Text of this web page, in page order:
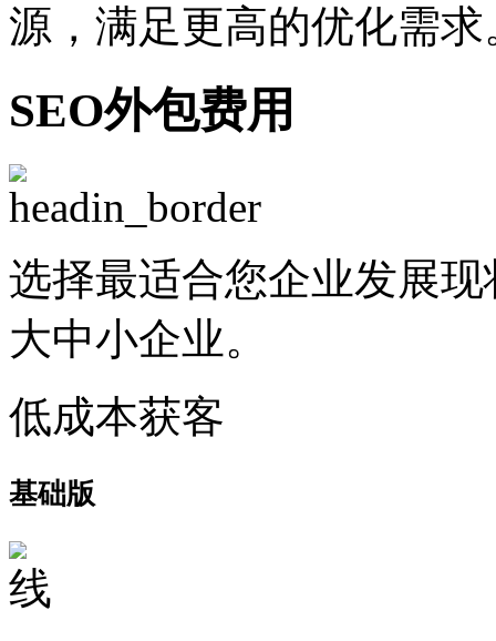
源，满足更高的优化需求
SEO外包费用
选择最适合您企业发展
大中小企业。
低成本获客
基础版